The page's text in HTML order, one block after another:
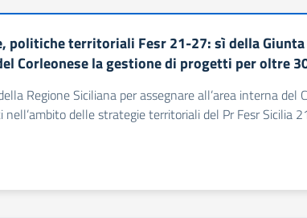
politiche territoriali Fesr 21-27: sì della
Corleonese la gestione di progetti per oltre
Regione Siciliana per assegnare all’area interna
nell’ambito delle strategie territoriali del Pr Fesr Sicilia